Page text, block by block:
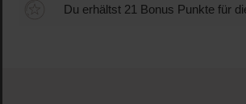
Du erhältst 21 Bonus Punkte für